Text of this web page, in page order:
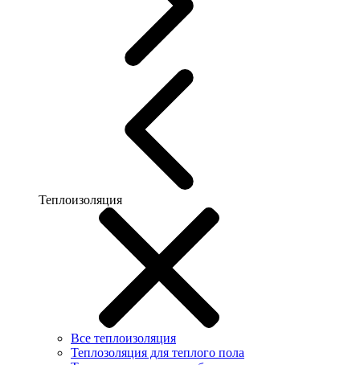
Теплоизоляция
Все теплоизоляция
Теплозоляция для теплого пола